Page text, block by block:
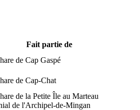
Fait partie de
de Cap Gaspé
de Cap-Chat
de la Petite Île au Marteau
de l'Archipel-de-Mingan